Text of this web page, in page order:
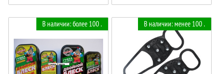
В наличии: более 100 . В наличии: менее 100 .